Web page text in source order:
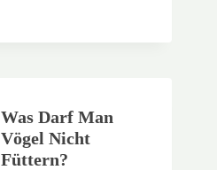
Was Darf Man
Vögel Nicht
Füttern?